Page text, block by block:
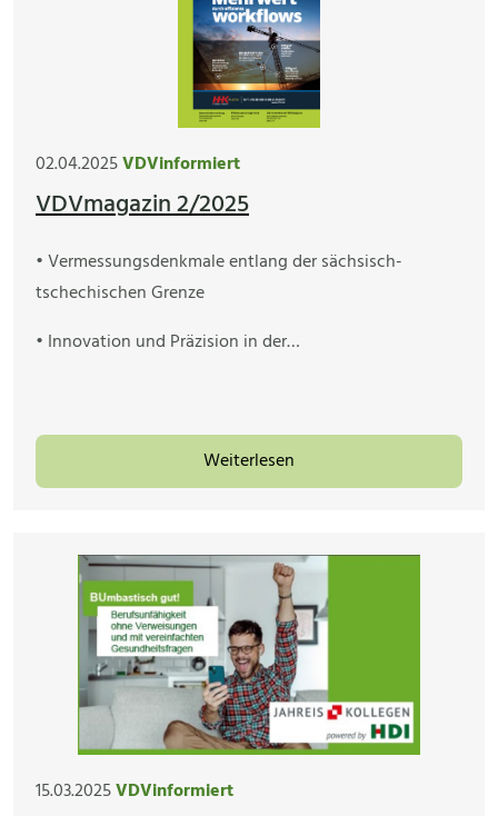
02.04.2025VDVinformiert
VDVmagazin 2/2025
• Vermessungsdenkmale entlang der sächsisch-
tschechischen Grenze
• Innovation und Präzision in der…
Weiterlesen
15.03.2025VDVinformiert